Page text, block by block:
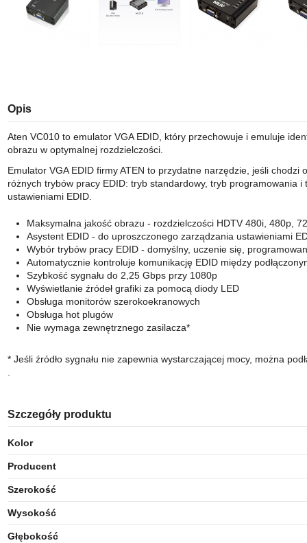
Opis
Aten VC010 to emulator VGA EDID, który przechowuje i emuluje
obrazu w optymalnej rozdzielczości.
Emulator VGA EDID firmy ATEN to przydatne narzędzie, jeśli
różnych trybów pracy EDID: tryb standardowy, tryb programowania
ustawieniami EDID.
Maksymalna jakość obrazu - rozdzielczości HDTV 480i, 480p,
Asystent EDID - do uproszczonego zarządzania ustawieniami
Wybór trybów pracy EDID - domyślny, uczenie się,
Automatycznie kontroluje komunikację EDID między
Szybkość sygnału do 2,25 Gbps przy 1080p
Wyświetlanie źródeł grafiki za pomocą diody LED
Obsługa monitorów szerokoekranowych
Obsługa hot plugów
Nie wymaga zewnętrznego zasilacza*
* Jeśli źródło sygnału nie zapewnia wystarczającej mocy, można
Szczegóły produktu
Kolor
Producent
Szerokość
Wysokość
Głębokość